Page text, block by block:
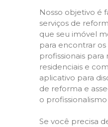
Nosso objetivo é
serviços de
que seu imóvel
para encontrar
profissionais para
residenciais e
aplicativo para
de reforma e
o
Se você precisa